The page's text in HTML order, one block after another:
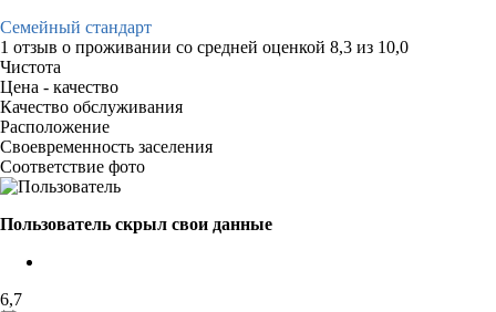
Семейный стандарт
1 отзыв о проживании со средней оценкой 8,3 из 10,0
Чистота
Цена - качество
Качество обслуживания
Расположение
Своевременность заселения
Соответствие фото
Пользователь скрыл свои данные
6,7